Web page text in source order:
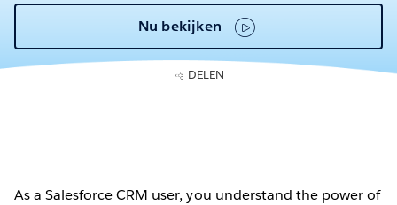
Nu bekijken
DELEN
As a Salesforce CRM user, you understand the power of